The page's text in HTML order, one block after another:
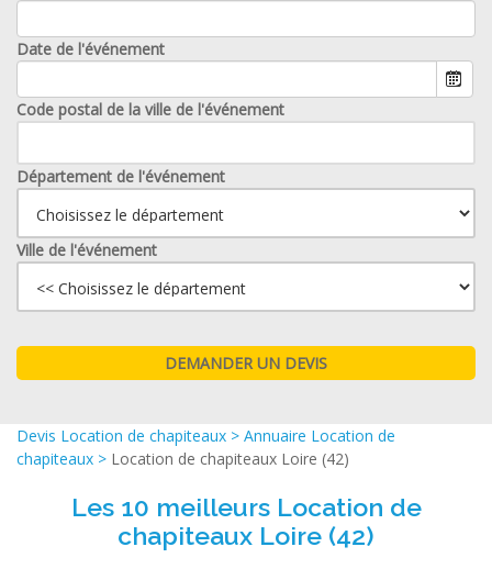
Date de l'événement
Code postal de la ville de l'événement
Département de l'événement
Ville de l'événement
Devis Location de chapiteaux > Annuaire Location de
chapiteaux > Location de chapiteaux Loire (42)
Les 10 meilleurs Location de
chapiteaux Loire (42)